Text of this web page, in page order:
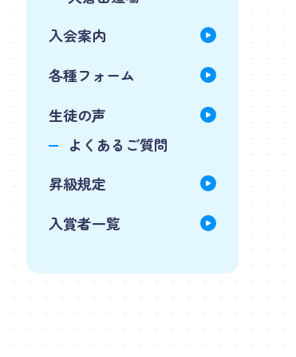
入会案内
各種フォーム
生徒の声
よくあるご質問
昇級規定
入賞者一覧